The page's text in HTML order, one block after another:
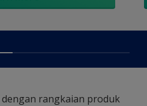
rangkaian produk